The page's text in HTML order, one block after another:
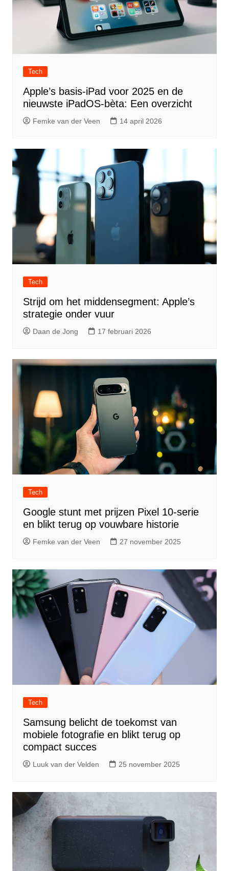
Tech
Apple’s basis-iPad voor 2025 en de
nieuwste iPadOS-bèta: Een overzicht
Femke van der Veen 14 april 2026
Tech
Strijd om het middensegment: Apple’s
strategie onder vuur
Daan de Jong 17 februari 2026
Tech
Google stunt met prijzen Pixel 10-serie
en blikt terug op vouwbare historie
Femke van der Veen 27 november 2025
Tech
Samsung belicht de toekomst van
mobiele fotografie en blikt terug op
compact succes
Luuk van der Velden 25 november 2025